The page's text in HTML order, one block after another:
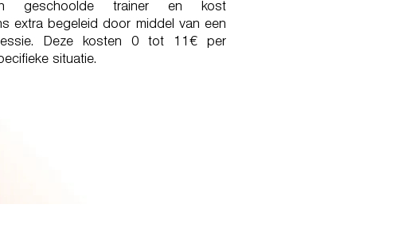
geschoolde trainer en kost
extra begeleid door middel van een
Deze kosten 0 tot 11€ per
situatie.